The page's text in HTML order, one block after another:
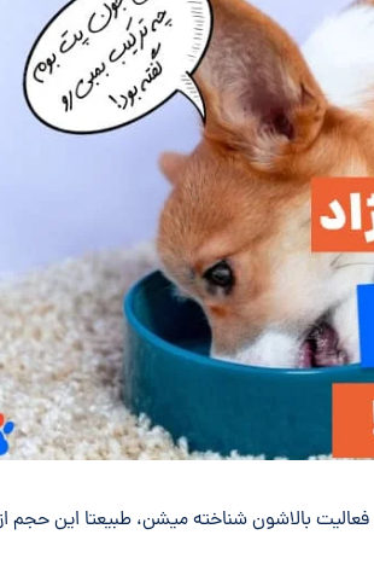
بالاشون شناخته میشن، طبیعتا این حجم از